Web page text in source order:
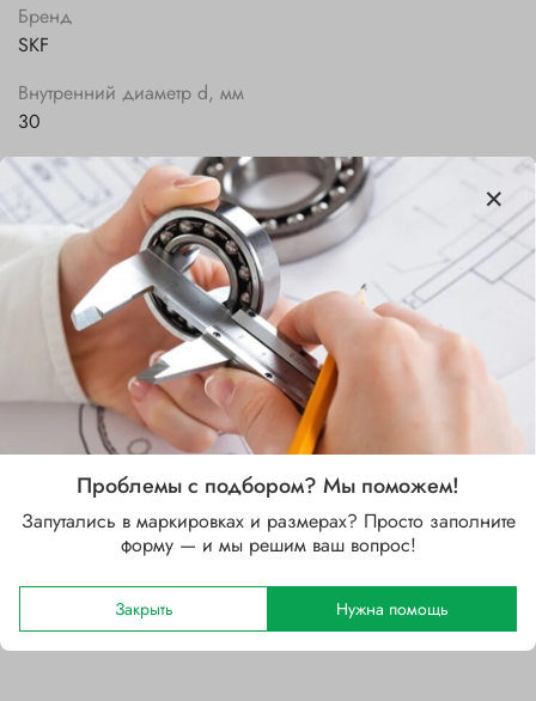
Бренд
SKF
Внутренний диаметр d, мм
30
Наружный диаметр D, мм
62
Ширина B, мм
Сепаратор
Стальной
Зазор
Уплотнение
2Z (защитные шайбы с двух сторон)
Отзывы
Проблемы с подбором? Мы поможем!
Запутались в маркировках и размерах? Просто заполните
форму — и мы решим ваш вопрос!
Закрыть Нужна помощь